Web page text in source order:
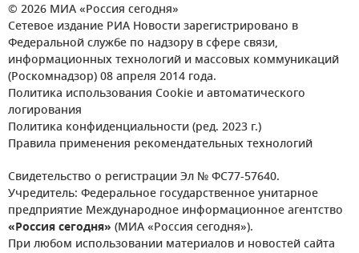
© 2026 МИА «Россия сегодня»
Сетевое издание РИА Новости зарегистрировано в
Федеральной службе по надзору в сфере связи,
информационных технологий и массовых коммуникаций
(Роскомнадзор) 08 апреля 2014 года.
Политика использования Cookie и автоматического
логирования
Политика конфиденциальности (ред. 2023 г.)
Правила применения рекомендательных технологий
Свидетельство о регистрации Эл № ФС77-57640.
Учредитель: Федеральное государственное унитарное
предприятие Международное информационное агентство
«Россия сегодня» (МИА «Россия сегодня»).
При любом использовании материалов и новостей сайта